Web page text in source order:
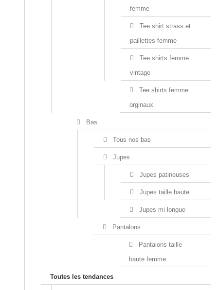
femme
Tee shirt strass et
paillettes femme
Tee shirts femme
vintage
Tee shirts femme
orginaux
Bas
Tous nos bas
Jupes
Jupes patineuses
Jupes taille haute
Jupes mi longue
Pantalons
Pantalons taille
haute femme
Toutes les tendances